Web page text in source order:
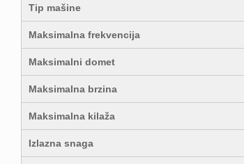
Tip mašine
Maksimalna frekvencija
Maksimalni domet
Maksimalna brzina
Maksimalna kilaža
Izlazna snaga